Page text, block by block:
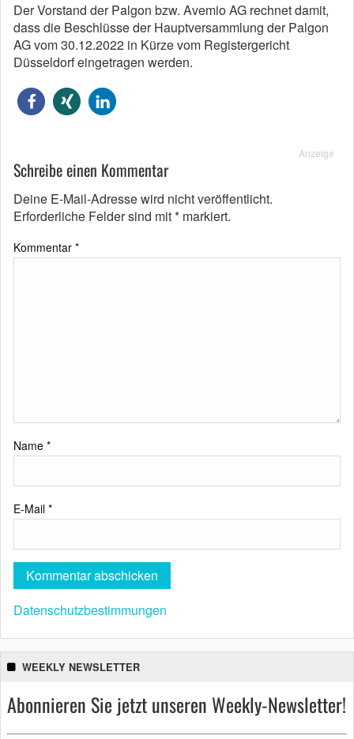
Der Vorstand der Palgon bzw. Avemio AG rechnet damit,
dass die Beschlüsse der Hauptversammlung der Palgon
AG vom 30.12.2022 in Kürze vom Registergericht
Düsseldorf eingetragen werden.
Anzeige
Schreibe einen Kommentar
Deine E-Mail-Adresse wird nicht veröffentlicht.
Erforderliche Felder sind mit* markiert.
Kommentar *
Name *
E-Mail *
Datenschutzbestimmungen
WEEKLY NEWSLETTER
Abonnieren Sie jetzt unseren Weekly-Newsletter!